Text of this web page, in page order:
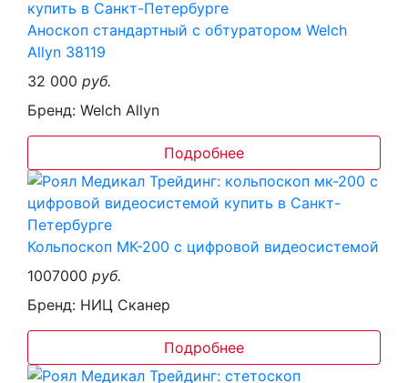
Аноскоп стандартный с обтуратором Welch
Allyn 38119
32 000 руб.
Бренд: Welch Allyn
Подробнее
Кольпоскоп МК-200 с цифровой видеосистемой
1007000 руб.
Бренд: НИЦ Сканер
Подробнее